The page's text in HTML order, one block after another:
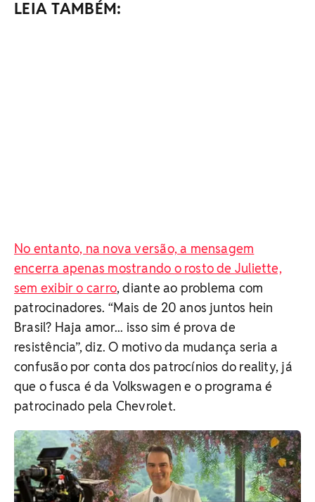
LEIA TAMBÉM:
No entanto, na nova versão, a mensagem
encerra apenas mostrando o rosto de Juliette,
sem exibir o carro, diante ao problema com
patrocinadores. “Mais de 20 anos juntos hein
Brasil? Haja amor... isso sim é prova de
resistência”, diz. O motivo da mudança seria a
confusão por conta dos patrocínios do reality, já
que o fusca é da Volkswagen e o programa é
patrocinado pela Chevrolet.